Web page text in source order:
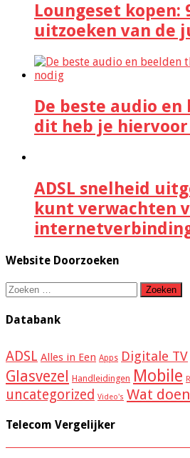
Loungeset kopen:
uitzoeken van de
De beste audio
dit heb je
ADSL snelheid
kunt verwachten
Website Doorzoeken
Zoeken
Databank
ADSL Alles in Een Apps Digitale TV
Glasvezel Handleidingen Mobile
uncategorized Video's Wat
Telecom Vergelijker